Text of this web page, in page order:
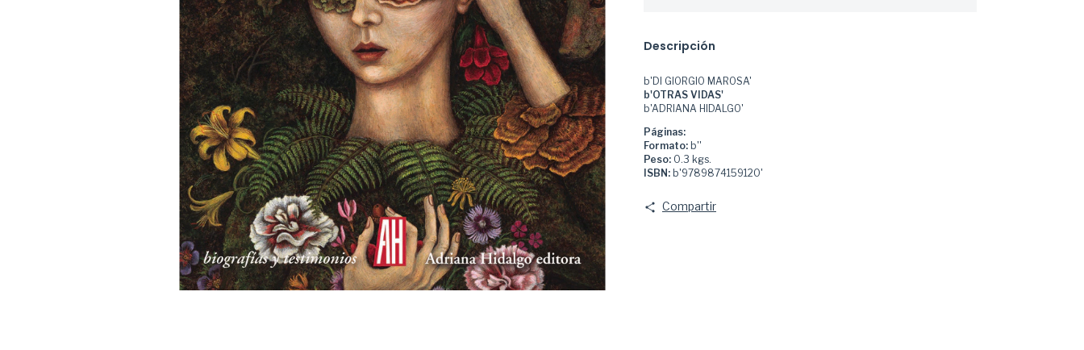
Descripción
b'DI GIORGIO MAROSA'
b'OTRAS VIDAS'
b'ADRIANA HIDALGO'
Páginas:
Formato: b''
Peso: 0.3 kgs.
ISBN: b'9789874159120'
Compartir